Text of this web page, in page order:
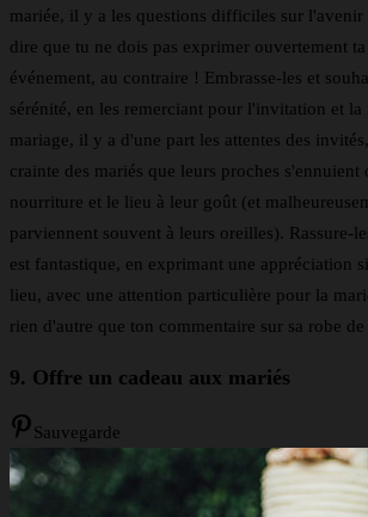
mariée, il y a les questions difficiles sur l'avenir
dire que tu ne dois pas exprimer ouvertement
événement, au contraire ! Embrasse-les et
sérénité, en les remerciant pour l'invitation et la
mariage, il y a d'une part les attentes des
crainte des mariés que leurs proches s'ennuient
nourriture et le lieu à leur goût (et
parviennent souvent à leurs oreilles). Rassure-
est fantastique, en exprimant une appréciation
lieu, avec une attention particulière pour la
rien d'autre que ton commentaire sur sa robe
9. Offre un cadeau aux mariés
Sauvegarde